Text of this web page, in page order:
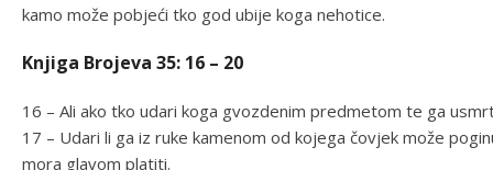
kamo može pobjeći tko god ubije koga nehotice.
Knjiga Brojeva 35: 16 – 20
16 – Ali ako tko udari koga gvozdenim predmetom te ga
17 – Udari li ga iz ruke kamenom od kojega čovjek može
mora glavom platiti.